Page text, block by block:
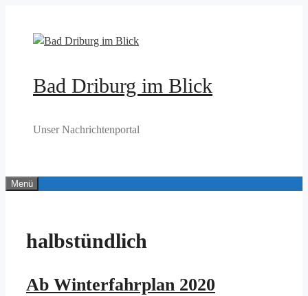
springen
Bad Driburg im Blick
Unser Nachrichtenportal
Menü
halbstündlich
Ab Winterfahrplan 2020